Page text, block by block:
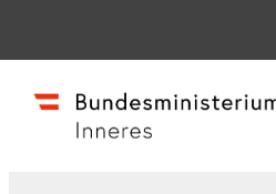
Start